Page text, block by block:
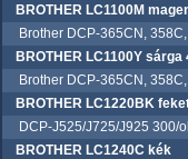
BROTHER LC1100M
Brother DCP-365CN, 358C,
BROTHER LC1100Y sárga
Brother DCP-365CN, 358C,
BROTHER LC1220BK
DCP-J525/J725/J925 300/
BROTHER LC1240C kék